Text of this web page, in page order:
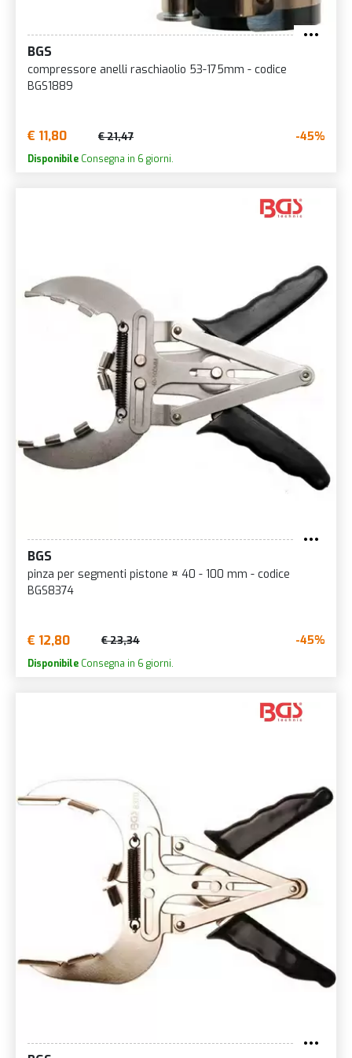
BGS
compressore anelli raschiaolio 53-175mm - codice
BGS1889
€ 11,80 € 21,47 -45%
Disponibile Consegna in 6 giorni.
BGS
pinza per segmenti pistone ¤ 40 - 100 mm - codice
BGS8374
€ 12,80 € 23,34 -45%
Disponibile Consegna in 6 giorni.